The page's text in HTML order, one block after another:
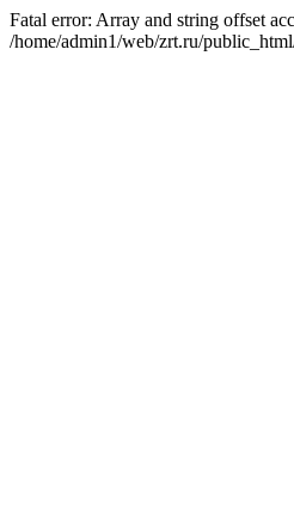
Fatal error: Array and string offset
/home/admin1/web/zrt.ru/